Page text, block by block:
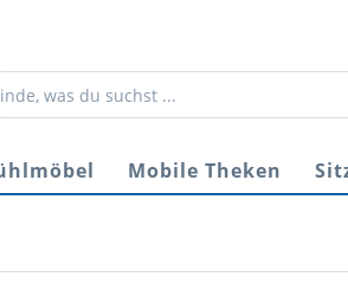
Mobile Theken